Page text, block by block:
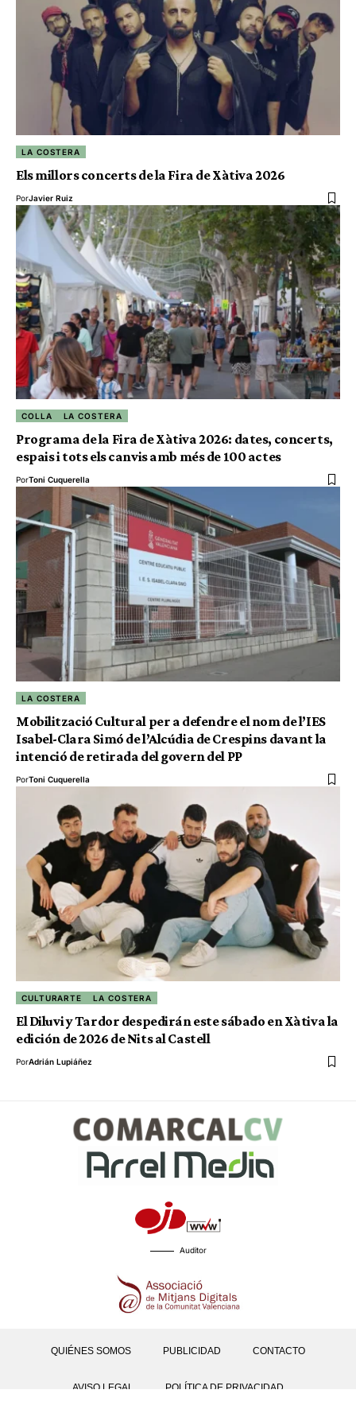
LA COSTERA
Els millors concerts de la Fira de Xàtiva 2026
PorJavier Ruiz
COLLA LA COSTERA
Programa de la Fira de Xàtiva 2026: dates, concerts,
espais i tots els canvis amb més de 100 actes
PorToni Cuquerella
LA COSTERA
Mobilització Cultural per a defendre el nom de l’IES
Isabel-Clara Simó de l’Alcúdia de Crespins davant la
intenció de retirada del govern del PP
PorToni Cuquerella
CULTURARTE LA COSTERA
El Diluvi y Tardor despedirán este sábado en Xàtiva la
edición de 2026 de Nits al Castell
PorAdrián Lupiáñez
Auditor
QUIÉNES SOMOS PUBLICIDAD CONTACTO
AVISO LEGAL POLÍTICA DE PRIVACIDAD